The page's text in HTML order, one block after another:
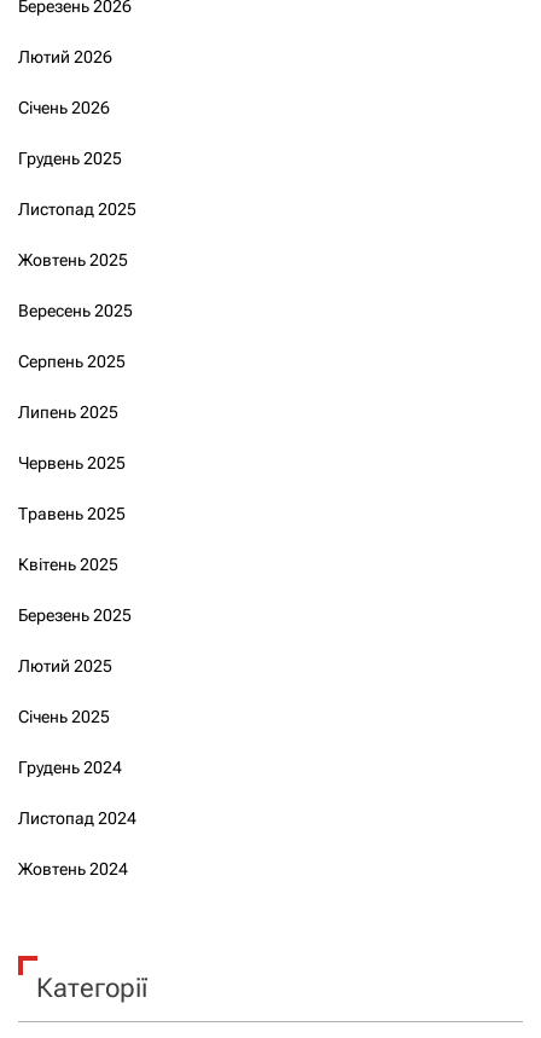
Березень 2026
Лютий 2026
Січень 2026
Грудень 2025
Листопад 2025
Жовтень 2025
Вересень 2025
Серпень 2025
Липень 2025
Червень 2025
Травень 2025
Квітень 2025
Березень 2025
Лютий 2025
Січень 2025
Грудень 2024
Листопад 2024
Жовтень 2024
Категорії